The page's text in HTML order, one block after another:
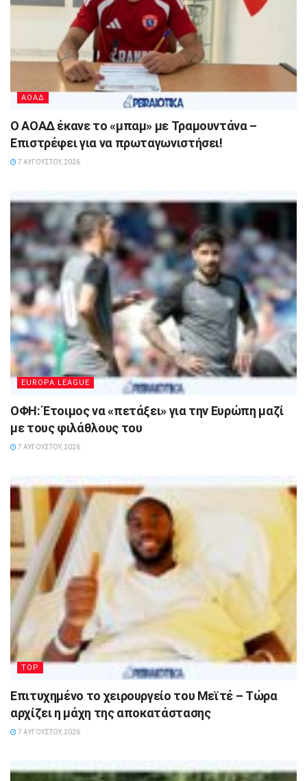
ΑΟΑΔ
Ο ΑΟΑΔ έκανε το «μπαμ» με Τραμουντάνα –
Επιστρέφει για να πρωταγωνιστήσει!
7 ΑΥΓΟΎΣΤΟΥ, 2026
EUROPA LEAGUE
ΟΦΗ: Έτοιμος να «πετάξει» για την Ευρώπη μαζί
με τους φιλάθλους του
7 ΑΥΓΟΎΣΤΟΥ, 2026
TOP
Επιτυχημένο το χειρουργείο του Μεϊτέ – Τώρα
αρχίζει η μάχη της αποκατάστασης
7 ΑΥΓΟΎΣΤΟΥ, 2026